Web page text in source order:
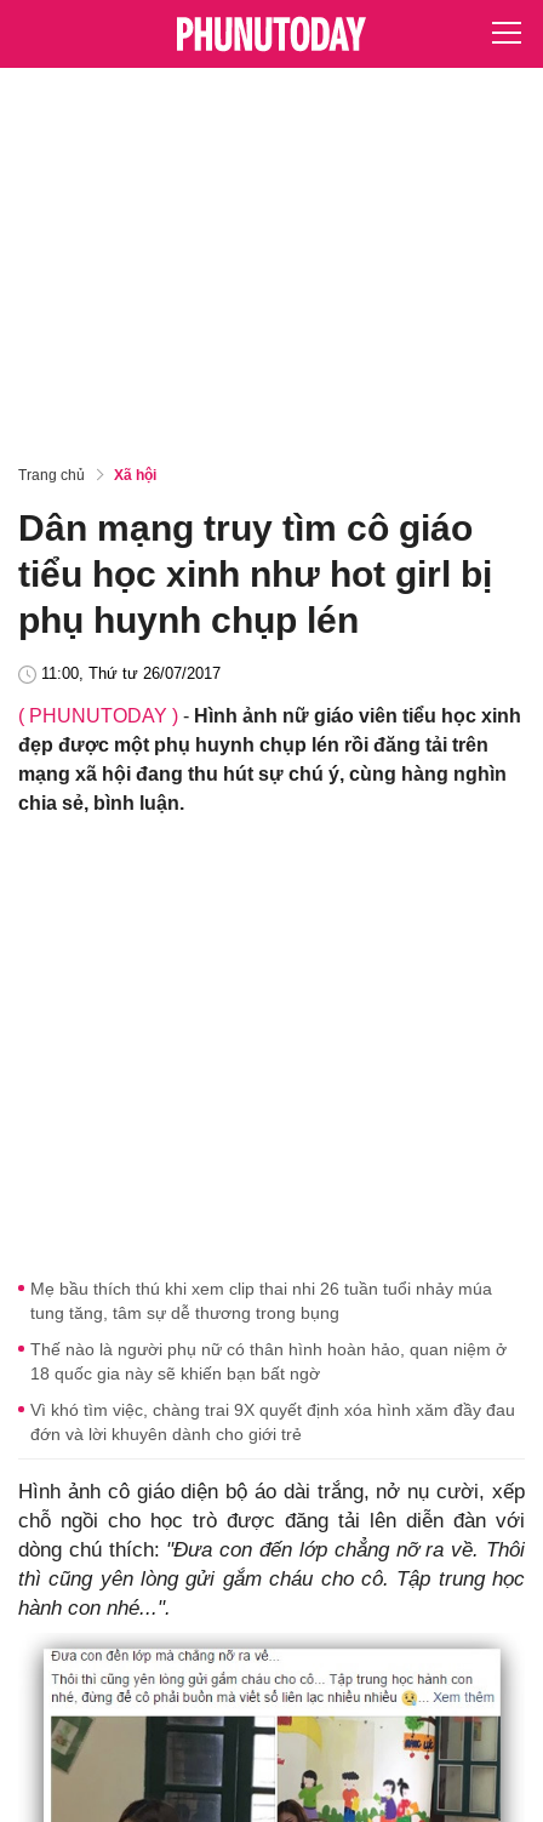
Trang chủ Xã hội
Dân mạng truy tìm cô giáo
tiểu học xinh như hot girl bị
phụ huynh chụp lén
11:00, Thứ tư 26/07/2017
( PHUNUTODAY ) - Hình ảnh nữ giáo viên tiểu học xinh
đẹp được một phụ huynh chụp lén rồi đăng tải trên
mạng xã hội đang thu hút sự chú ý, cùng hàng nghìn
chia sẻ, bình luận.
Mẹ bầu thích thú khi xem clip thai nhi 26 tuần tuổi nhảy múa
tung tăng, tâm sự dễ thương trong bụng
Thế nào là người phụ nữ có thân hình hoàn hảo, quan niệm ở
18 quốc gia này sẽ khiến bạn bất ngờ
Vì khó tìm việc, chàng trai 9X quyết định xóa hình xăm đầy đau
đớn và lời khuyên dành cho giới trẻ
Hình ảnh cô giáo diện bộ áo dài trắng, nở nụ cười, xếp
chỗ ngồi cho học trò được đăng tải lên diễn đàn với
dòng chú thích: "Đưa con đến lớp chẳng nỡ ra về. Thôi
thì cũng yên lòng gửi gắm cháu cho cô. Tập trung học
hành con nhé...".